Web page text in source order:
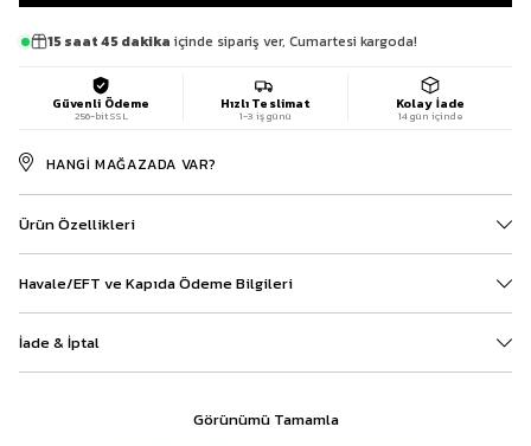
15 saat 45 dakika içinde sipariş ver, Cumartesi kargoda!
Güvenli Ödeme
256-bit SSL
Hızlı Teslimat
1-3 iş günü
Kolay İade
14 gün içinde
HANGI MAĞAZADA VAR?
Ürün Özellikleri
Havale/EFT ve Kapıda Ödeme Bilgileri
İade & İptal
Görünümü Tamamla